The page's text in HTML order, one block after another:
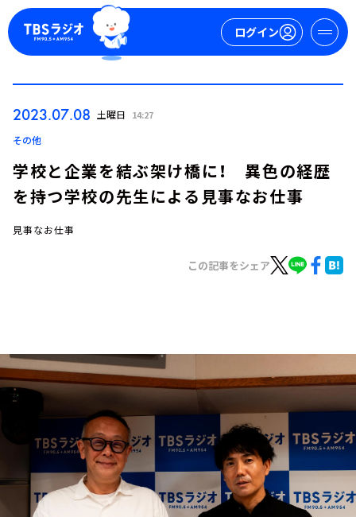
ログイン
お知らせ
イベント・グッズ
YouTube
会社情報
2023.07.08 土曜日 14:27
その他
学校と企業を結ぶ架け橋に！ 異色の経歴
を持つ学校の先生による見事なお仕事
見事なお仕事
この記事をシェア